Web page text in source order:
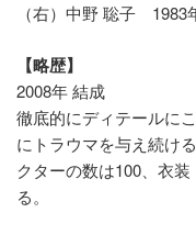
（右）中野 聡子
【略歴】
2008年 結成
徹底的にディテールに
にトラウマを与え続け
クターの数は100、衣
る。